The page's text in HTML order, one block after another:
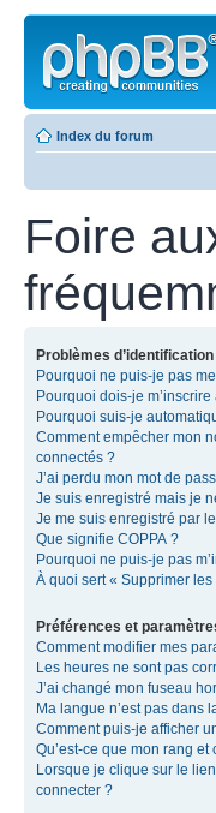
Index du forum
Foire
Problèmes
Pourquoi ne puis-je pas
Pourquoi dois-je m’inscrire
Pourquoi suis-je
Comment empêcher mon
connectés ?
J’ai perdu mon mot de
Je suis enregistré mais je
Je me suis enregistré par
Que signifie COPPA ?
Pourquoi ne puis-je pas
À quoi sert « Supprimer
Préférences et
Comment modifier mes
Les heures ne sont pas
J’ai changé mon fuseau
Ma langue n’est pas dans
Comment puis-je afficher
Qu’est-ce que mon rang
Lorsque je clique sur le lien
connecter ?